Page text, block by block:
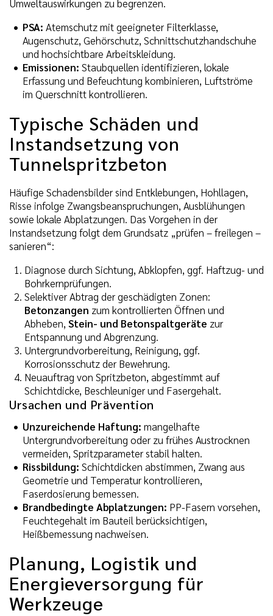
Umweltauswirkungen zu begrenzen.
PSA: Atemschutz mit geeigneter Filterklasse,
Augenschutz, Gehörschutz, Schnittschutzhandschuhe
und hochsichtbare Arbeitskleidung.
Emissionen: Staubquellen identifizieren, lokale
Erfassung und Befeuchtung kombinieren, Luftströme
im Querschnitt kontrollieren.
Typische Schäden und
Instandsetzung von
Tunnelspritzbeton
Häufige Schadensbilder sind Entklebungen, Hohllagen,
Risse infolge Zwangsbeanspruchungen, Ausblühungen
sowie lokale Abplatzungen. Das Vorgehen in der
Instandsetzung folgt dem Grundsatz „prüfen – freilegen –
sanieren“:
Diagnose durch Sichtung, Abklopfen, ggf. Haftzug- und
Bohrkernprüfungen.
Selektiver Abtrag der geschädigten Zonen:
Betonzangen zum kontrollierten Öffnen und
Abheben, Stein- und Betonspaltgeräte zur
Entspannung und Abgrenzung.
Untergrundvorbereitung, Reinigung, ggf.
Korrosionsschutz der Bewehrung.
Neuauftrag von Spritzbeton, abgestimmt auf
Schichtdicke, Beschleuniger und Fasergehalt.
Ursachen und Prävention
Unzureichende Haftung: mangelhafte
Untergrundvorbereitung oder zu frühes Austrocknen
vermeiden, Spritzparameter stabil halten.
Rissbildung: Schichtdicken abstimmen, Zwang aus
Geometrie und Temperatur kontrollieren,
Faserdosierung bemessen.
Brandbedingte Abplatzungen: PP-Fasern vorsehen,
Feuchtegehalt im Bauteil berücksichtigen,
Heißbemessung nachweisen.
Planung, Logistik und
Energieversorgung für
Werkzeuge